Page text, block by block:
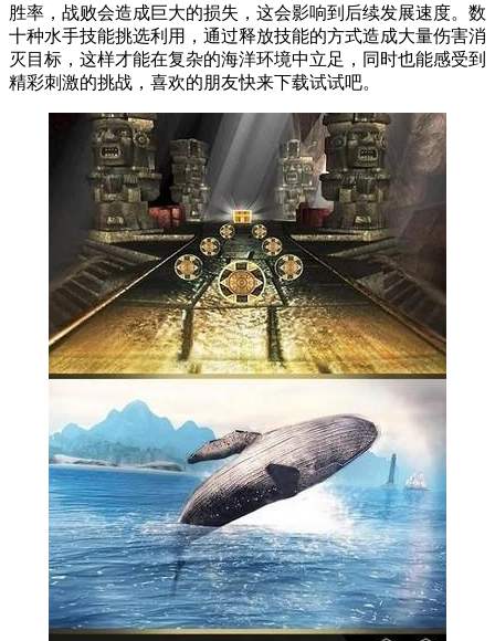
胜率，战败会造成巨大的损失，这会影响到后续发展速度。数
十种水手技能挑选利用，通过释放技能的方式造成大量伤害消
灭目标，这样才能在复杂的海洋环境中立足，同时也能感受到
精彩刺激的挑战，喜欢的朋友快来下载试试吧。